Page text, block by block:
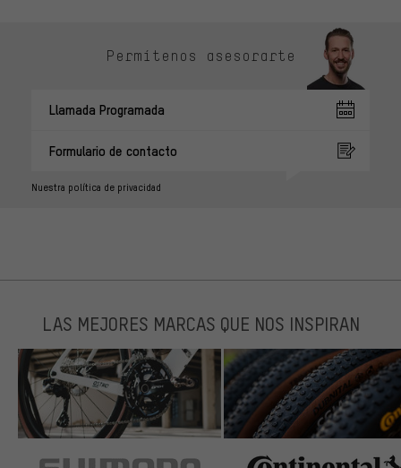
Permítenos asesorarte
Llamada Programada
Formulario de contacto
Nuestra política de privacidad
LAS MEJORES MARCAS QUE NOS INSPIRAN